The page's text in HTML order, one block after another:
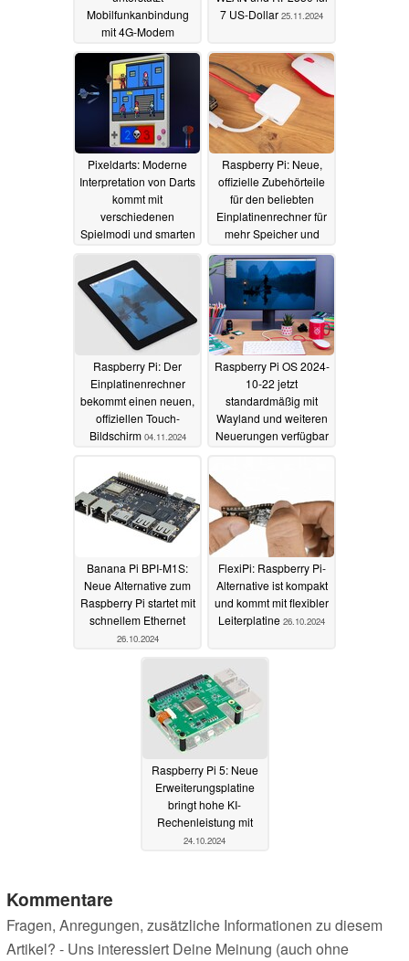
Mobilfunkanbindung
mit 4G-Modem
30.11.2024
7 US-Dollar 25.11.2024
Pixeldarts: Moderne
Interpretation von Darts
kommt mit
verschiedenen
Spielmodi und smarten
Features - und
Raspberry Pi
Raspberry Pi: Neue,
offizielle Zubehörteile
für den beliebten
Einplatinenrechner für
mehr Speicher und
Möglichkeiten09.11.2024
Raspberry Pi: Der
Einplatinenrechner
bekommt einen neuen,
offiziellen Touch-
Bildschirm 04.11.2024
Raspberry Pi OS 2024-
10-22 jetzt
standardmäßig mit
Wayland und weiteren
Neuerungen verfügbar
Banana Pi BPI-M1S:
Neue Alternative zum
Raspberry Pi startet mit
schnellem Ethernet
26.10.2024
FlexiPi: Raspberry Pi-
Alternative ist kompakt
und kommt mit flexibler
Leiterplatine 26.10.2024
Raspberry Pi 5: Neue
Erweiterungsplatine
bringt hohe KI-
Rechenleistung mit
24.10.2024
Kommentare
Fragen, Anregungen, zusätzliche Informationen zu diesem
Artikel? - Uns interessiert Deine Meinung (auch ohne